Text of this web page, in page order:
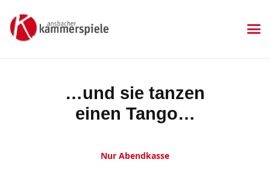
…und sie tanzen
einen Tango…
KAMMERSPIELE
Aktuelles
Kartenkauf
Mitgliedschaft
Nur Abendkasse